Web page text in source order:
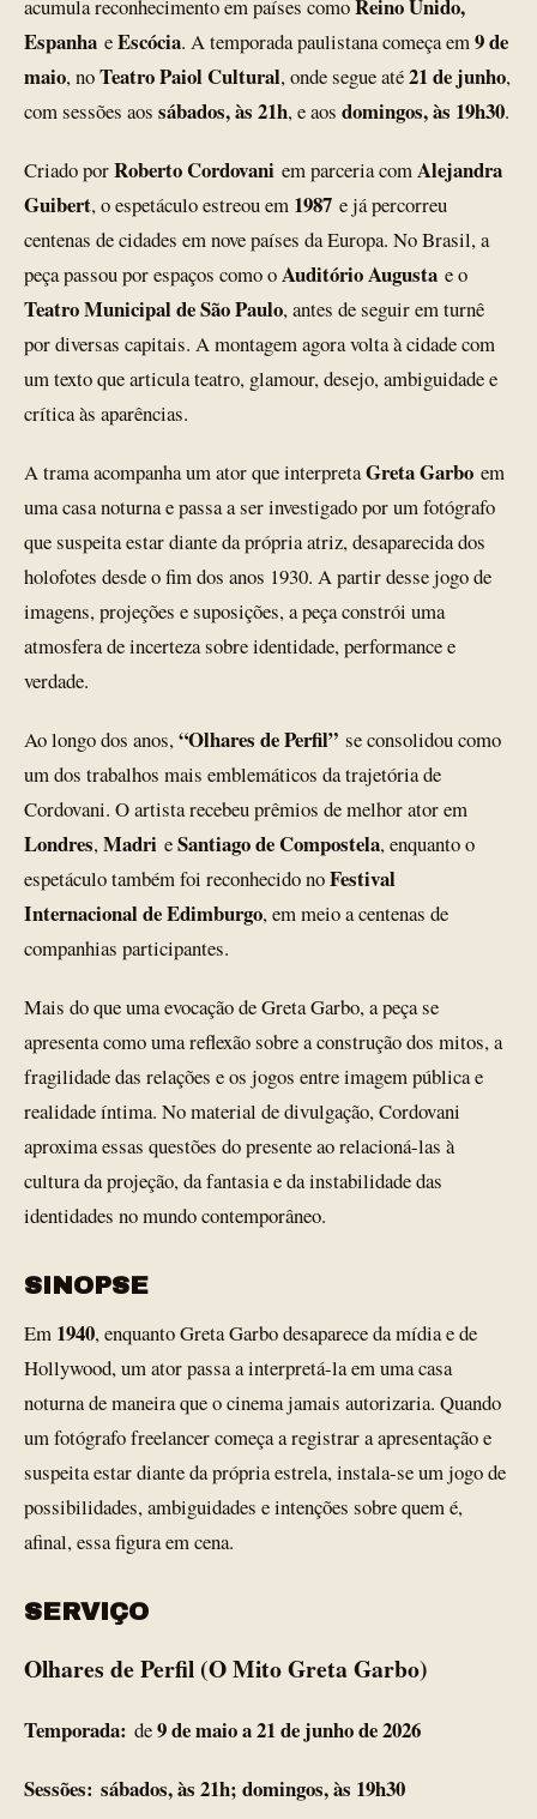
acumula reconhecimento em países comoReino Unido,
Espanha eEscócia. A temporada paulistana começa em9 de
maio, noTeatro Paiol Cultural, onde segue até21 de junho,
com sessões aos sábados, às 21h, e aos domingos, às 19h30.
Criado porRoberto Cordovani em parceria comAlejandra
Guibert, o espetáculo estreou em 1987 e já percorreu
centenas de cidades em nove países da Europa. No Brasil, a
peça passou por espaços como oAuditório Augusta e o
Teatro Municipal de São Paulo, antes de seguir em turnê
por diversas capitais. A montagem agora volta à cidade com
um texto que articula teatro, glamour, desejo, ambiguidade e
crítica às aparências.
A trama acompanha um ator que interpretaGreta Garbo em
uma casa noturna e passa a ser investigado por um fotógrafo
que suspeita estar diante da própria atriz, desaparecida dos
holofotes desde o fim dos anos 1930. A partir desse jogo de
imagens, projeções e suposições, a peça constrói uma
atmosfera de incerteza sobre identidade, performance e
verdade.
Ao longo dos anos,“Olhares de Perfil” se consolidou como
um dos trabalhos mais emblemáticos da trajetória de
Cordovani. O artista recebeu prêmios de melhor ator em
Londres,Madri eSantiago de Compostela, enquanto o
espetáculo também foi reconhecido noFestival
Internacional de Edimburgo, em meio a centenas de
companhias participantes.
Mais do que uma evocação de Greta Garbo, a peça se
apresenta como uma reflexão sobre a construção dos mitos, a
fragilidade das relações e os jogos entre imagem pública e
realidade íntima. No material de divulgação, Cordovani
aproxima essas questões do presente ao relacioná-las à
cultura da projeção, da fantasia e da instabilidade das
identidades no mundo contemporâneo.
SINOPSE
Em 1940, enquanto Greta Garbo desaparece da mídia e de
Hollywood, um ator passa a interpretá-la em uma casa
noturna de maneira que o cinema jamais autorizaria. Quando
um fotógrafo freelancer começa a registrar a apresentação e
suspeita estar diante da própria estrela, instala-se um jogo de
possibilidades, ambiguidades e intenções sobre quem é,
afinal, essa figura em cena.
SERVIÇO
Olhares de Perfil (O Mito Greta Garbo)
Temporada: de9 de maio a 21 de junho de 2026
Sessões: sábados, às 21h; domingos, às 19h30